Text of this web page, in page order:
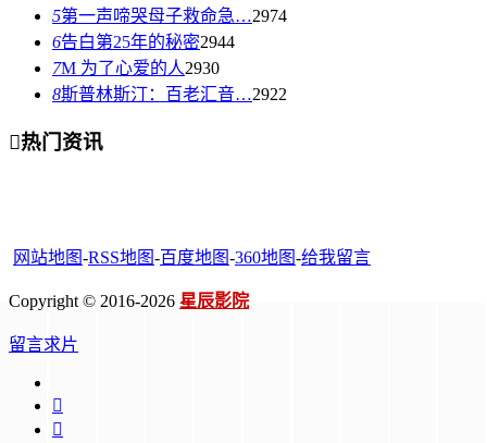
5第一声啼哭母子救命急…2974
6告白第25年的秘密2944
7M 为了心爱的人2930
8斯普林斯汀：百老汇音…2922
热门资讯
网站地图-RSS地图-百度地图-360地图-给我留言
Copyright © 2016-2026 星辰影院
留言求片

